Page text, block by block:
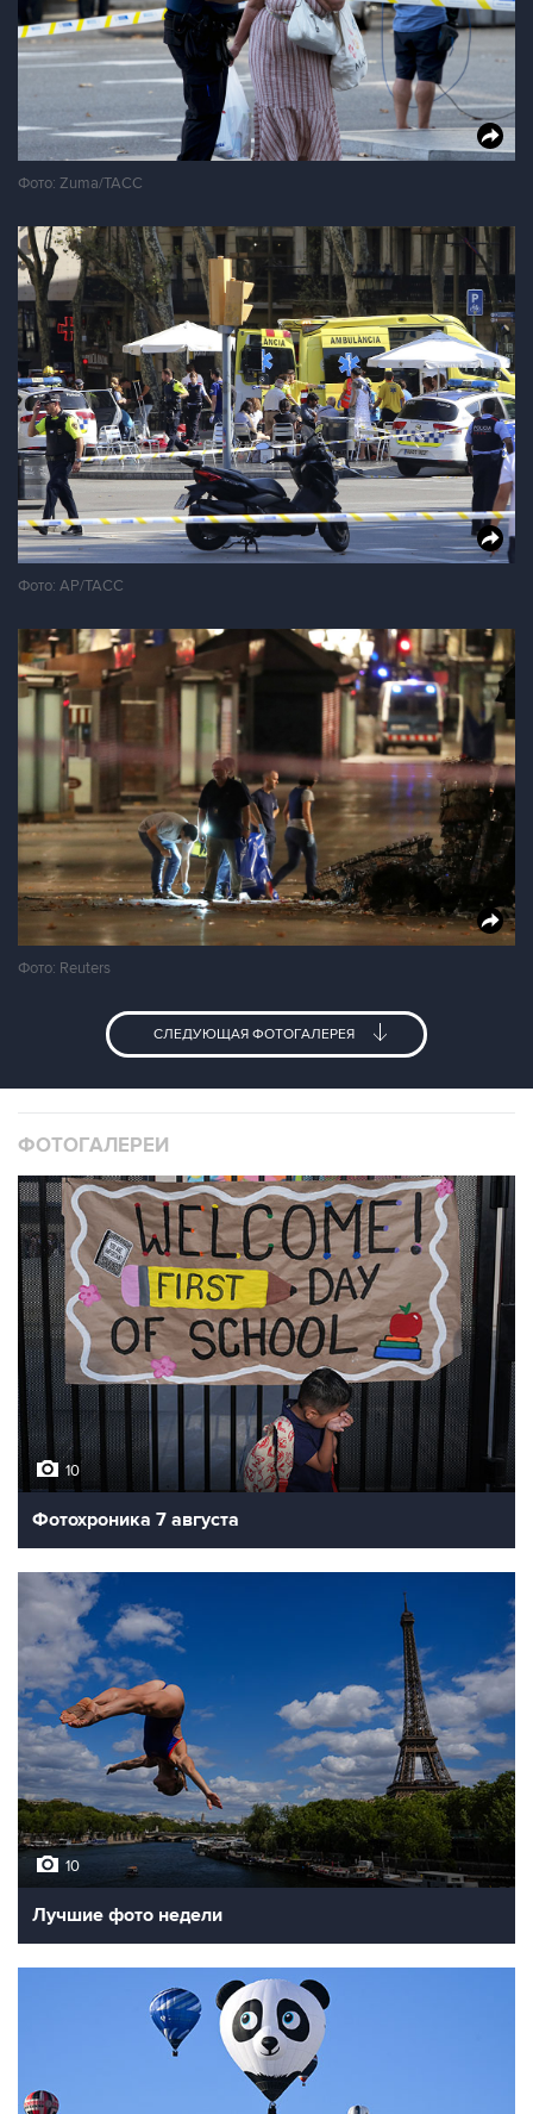
Фото: Zuma/ТАСС
Фото: АР/ТАСС
Фото: Reuters
СЛЕДУЮЩАЯ ФОТОГАЛЕРЕЯ
ФОТОГАЛЕРЕИ
10
Фотохроника 7 августа
10
Лучшие фото недели